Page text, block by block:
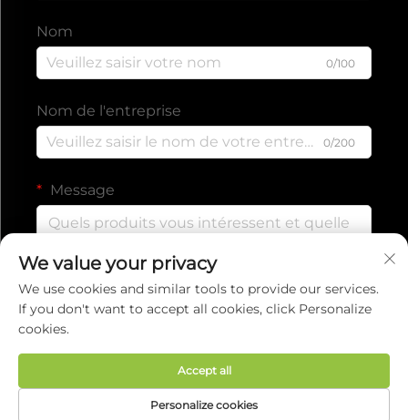
Nom
0/100
Nom de l'entreprise
0/200
Message
Droits d'auteur © 2025 par EVERISE FITNESS CO.,
Politique de confidentialité
We value your privacy
We use cookies and similar tools to provide our services.
If you don't want to accept all cookies, click Personalize
cookies.
Personalize cookies
Accept all